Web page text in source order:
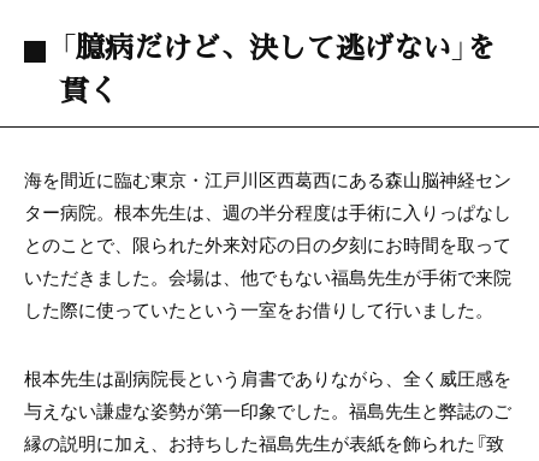
「臆病だけど、決して逃げない」を
貫く
海を間近に臨む東京・江戸川区西葛西にある森山脳神経セン
ター病院。根本先生は、週の半分程度は手術に入りっぱなし
とのことで、限られた外来対応の日の夕刻にお時間を取って
いただきました。会場は、他でもない福島先生が手術で来院
した際に使っていたという一室をお借りして行いました。
根本先生は副病院長という肩書でありながら、全く威圧感を
与えない謙虚な姿勢が第一印象でした。福島先生と弊誌のご
縁の説明に加え、お持ちした福島先生が表紙を飾られた『致